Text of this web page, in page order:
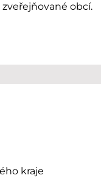
obcí.
kraje